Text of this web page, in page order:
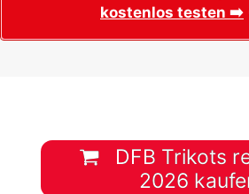
kostenlos testen ➡️
DFB Trikots
2026